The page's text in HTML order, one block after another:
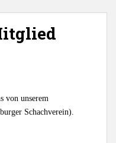
von unserem
Schachverein).